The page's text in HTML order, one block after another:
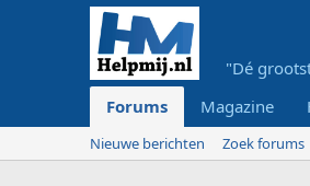
"Dé
Forums
Magazine
Nieuwe berichten Zoek forums